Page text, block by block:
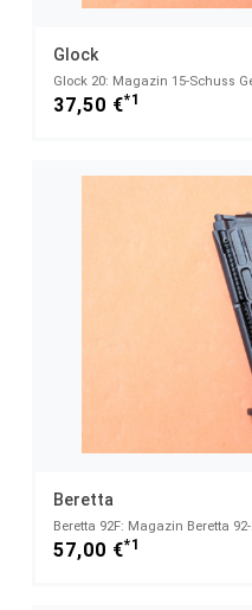
Glock
Glock 20: Magazin 15-Schuss
37,50 €*1
Beretta
Beretta 92F: Magazin Beretta
57,00 €*1